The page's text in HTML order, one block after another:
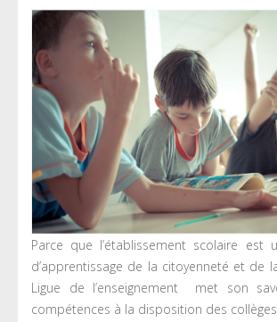
Parce que l’établissement scolaire est
d’apprentissage de la citoyenneté et de
Ligue de l’enseignement met son
compétences à la disposition des collèges